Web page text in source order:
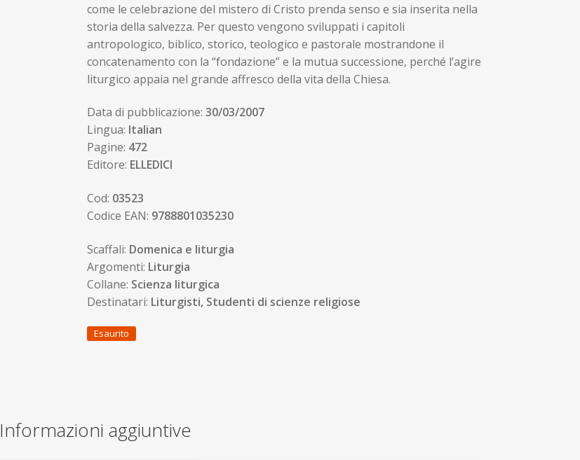
come le celebrazione del mistero di Cristo prenda senso e sia inserita nella
storia della salvezza. Per questo vengono sviluppati i capitoli
antropologico, biblico, storico, teologico e pastorale mostrandone il
concatenamento con la “fondazione” e la mutua successione, perché l’agire
liturgico appaia nel grande affresco della vita della Chiesa.
Data di pubblicazione: 30/03/2007
Lingua: Italian
Pagine: 472
Editore: ELLEDICI
Cod: 03523
Codice EAN: 9788801035230
Scaffali: Domenica e liturgia
Argomenti: Liturgia
Collane: Scienza liturgica
Destinatari: Liturgisti, Studenti di scienze religiose
Esaurito
Informazioni aggiuntive